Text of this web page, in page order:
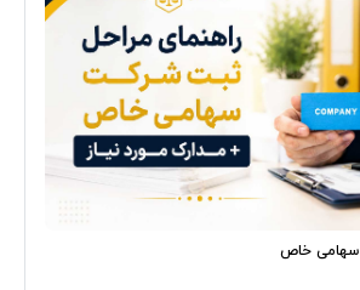
خاص